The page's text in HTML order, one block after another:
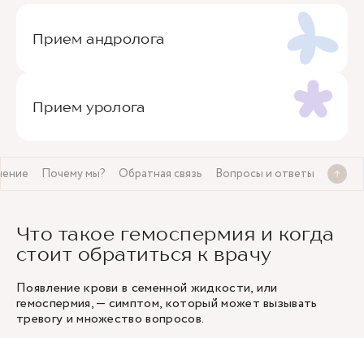
Прием андролога
Прием уролога
Почему мы? Обратная связь Вопросы и ответы
Что такое гемоспермия и когда
стоит обратиться к врачу
Появление крови в семенной жидкости, или
гемоспермия, — симптом, который может вызывать
тревогу и множество вопросов.